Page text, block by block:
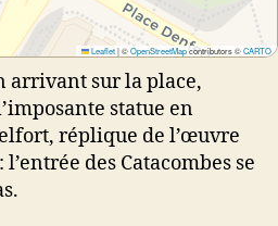
Leaflet|©OpenStreetMapcontributors ©CARTO
arrivant sur la place,
statue en
réplique de l’œuvre
des Catacombes se